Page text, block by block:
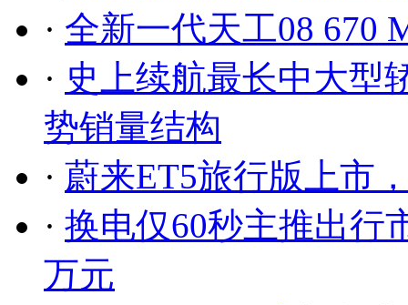
· 全新一代天工08 670
· 史上续航最长中大型
势销量结构
· 蔚来ET5旅行版上市
· 换电仅60秒主推出行
万元